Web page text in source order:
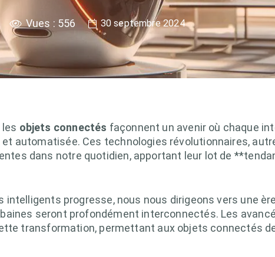
Vues : 556 30 septembre 2024
objets connectés façonnent un avenir où chaque
automatisée. Ces technologies révolutionnaires,
dans notre quotidien, apportant leur lot de
progresse, nous nous dirigeons vers une
seront profondément interconnectés. Les
transformation, permettant aux objets connectés